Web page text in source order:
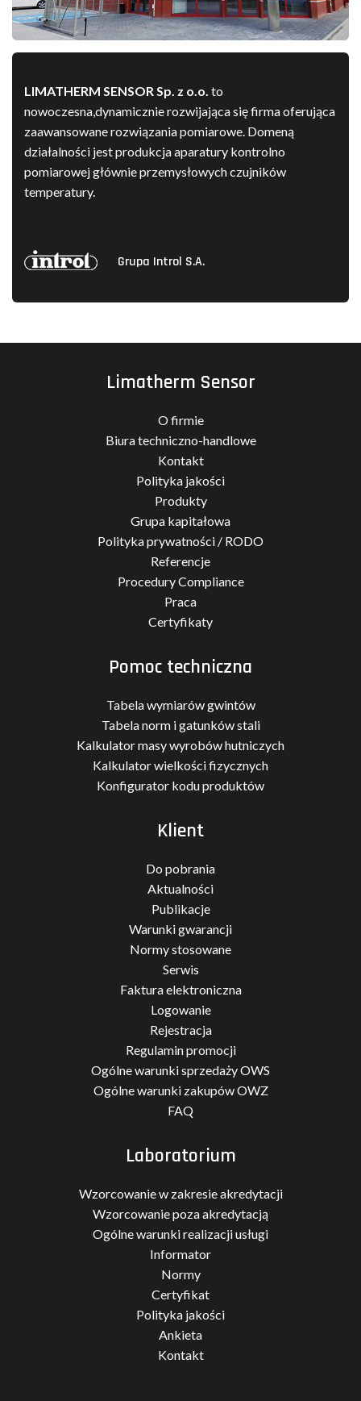
LIMATHERM SENSOR Sp. z o.o. to
nowoczesna,dynamicznie rozwijająca się firma oferująca
zaawansowane rozwiązania pomiarowe. Domeną
działalności jest produkcja aparatury kontrolno
pomiarowej głównie przemysłowych czujników
temperatury.
Grupa Introl S.A.
Limatherm Sensor
O firmie
Biura techniczno-handlowe
Kontakt
Polityka jakości
Produkty
Grupa kapitałowa
Polityka prywatności / RODO
Referencje
Procedury Compliance
Praca
Certyfikaty
Pomoc techniczna
Tabela wymiarów gwintów
Tabela norm i gatunków stali
Kalkulator masy wyrobów hutniczych
Kalkulator wielkości fizycznych
Konfigurator kodu produktów
Klient
Do pobrania
Aktualności
Publikacje
Warunki gwarancji
Normy stosowane
Serwis
Faktura elektroniczna
Logowanie
Rejestracja
Regulamin promocji
Ogólne warunki sprzedaży OWS
Ogólne warunki zakupów OWZ
FAQ
Laboratorium
Wzorcowanie w zakresie akredytacji
Wzorcowanie poza akredytacją
Ogólne warunki realizacji usługi
Informator
Normy
Certyfikat
Polityka jakości
Ankieta
Kontakt